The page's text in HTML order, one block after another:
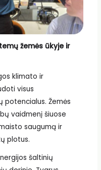
žemės ūkyje ir
klimato ir
visus
potencialus. Žemės
vaidmenį šiuose
saugumą ir
plotus.
šaltinių